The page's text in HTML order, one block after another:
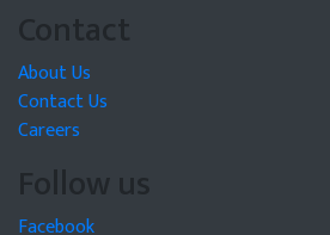
Contact
About Us
Contact Us
Careers
Follow us
Facebook